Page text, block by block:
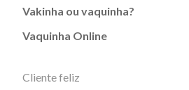
Vakinha ou vaquinha?
Vaquinha Online
Cliente feliz